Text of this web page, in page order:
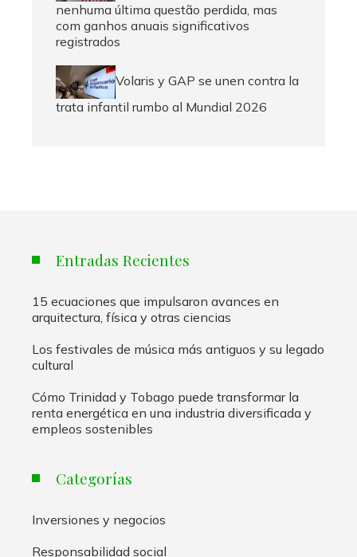
nenhuma última questão perdida, mas
com ganhos anuais significativos
registrados
Volaris y GAP se unen contra la
trata infantil rumbo al Mundial 2026
Entradas Recientes
15 ecuaciones que impulsaron avances en
arquitectura, física y otras ciencias
Los festivales de música más antiguos y su legado
cultural
Cómo Trinidad y Tobago puede transformar la
renta energética en una industria diversificada y
empleos sostenibles
Categorías
Inversiones y negocios
Responsabilidad social